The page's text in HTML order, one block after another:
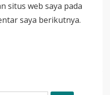
situs web saya pada
saya berikutnya.